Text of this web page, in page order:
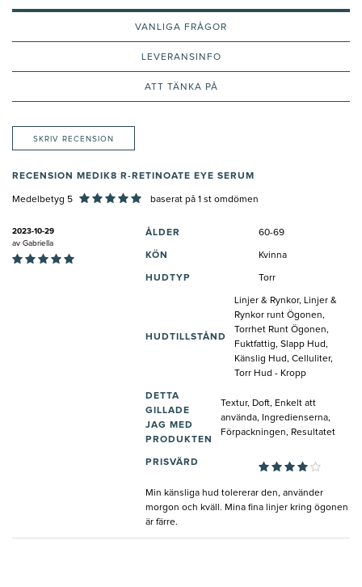
VANLIGA FRÅGOR
LEVERANSINFO
ATT TÄNKA PÅ
SKRIV RECENSION
RECENSION MEDIK8 R-RETINOATE EYE SERUM
Medelbetyg 5 baserat på 1 st omdömen
2023-10-29
av Gabriella
ÅLDER 60-69
KÖN Kvinna
HUDTYP Torr
HUDTILLSTÅND
Linjer & Rynkor, Linjer &
Rynkor runt Ögonen,
Torrhet Runt Ögonen,
Fuktfattig, Slapp Hud,
Känslig Hud, Celluliter,
Torr Hud - Kropp
DETTA
GILLADE
JAG MED
PRODUKTEN
Textur, Doft, Enkelt att
använda, Ingredienserna,
Förpackningen, Resultatet
PRISVÄRD
Min känsliga hud tolererar den, använder
morgon och kväll. Mina fina linjer kring ögonen
är färre.